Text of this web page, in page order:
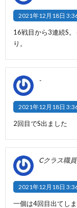
2021年12月18日
16戦目から3連続S
り。
-
2021年12月18日
2回目でS出ました
Cクラス職員
2021年12月18日
一個は4回目出てしま